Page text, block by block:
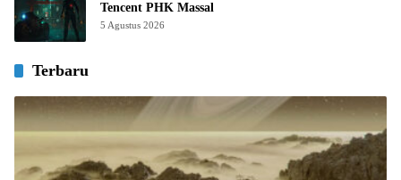
Tencent PHK Massal
5 Agustus 2026
Terbaru